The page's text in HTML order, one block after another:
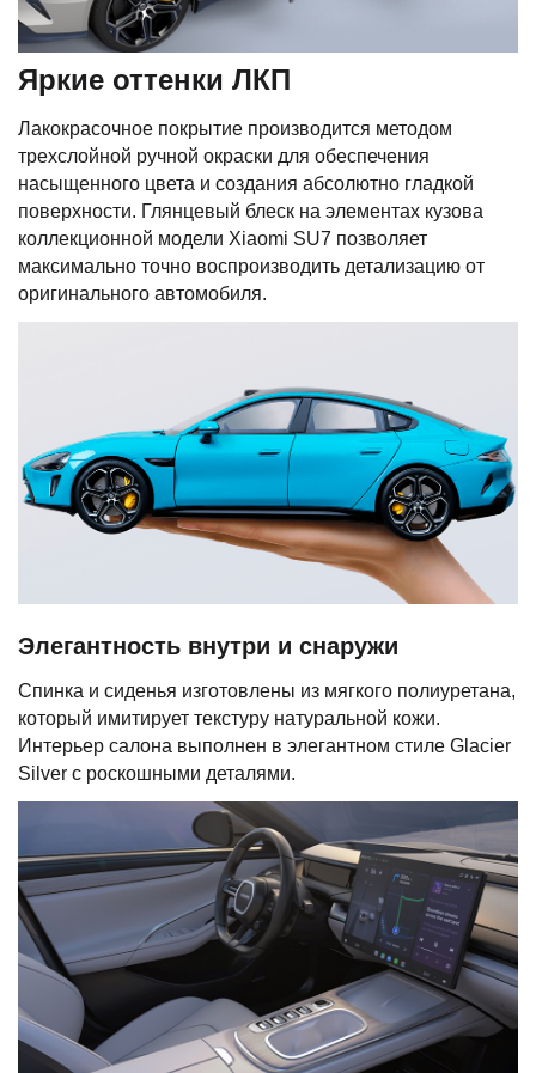
Яркие оттенки ЛКП
Лакокрасочное покрытие производится методом
трехслойной ручной окраски для обеспечения
насыщенного цвета и создания абсолютно гладкой
поверхности. Глянцевый блеск на элементах кузова
коллекционной модели Xiaomi SU7 позволяет
максимально точно воспроизводить детализацию от
оригинального автомобиля.
Элегантность внутри и снаружи
Спинка и сиденья изготовлены из мягкого полиуретана,
который имитирует текстуру натуральной кожи.
Интерьер салона выполнен в элегантном стиле Glacier
Silver с роскошными деталями.